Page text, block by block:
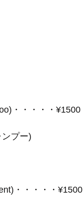
・・・・・¥1500
プー)
・・・・・¥1500